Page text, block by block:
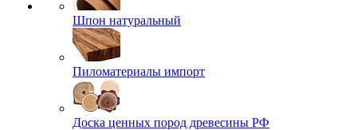
Шпон натуральный
Пиломатериалы импорт
Доска ценных пород древесины РФ